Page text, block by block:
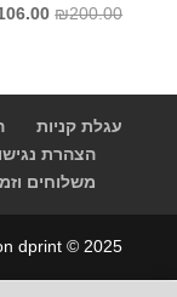
₪200.00
המחיר
עגלת קניות
הצהרת
משלוחים
dprint © 2025